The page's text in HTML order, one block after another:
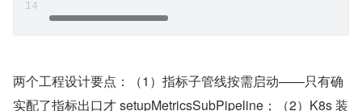
两个工程设计要点：（1）指标子管线按需启动——只有确
实配了指标出口才 setupMetricsSubPipeline；（2）K8s 装